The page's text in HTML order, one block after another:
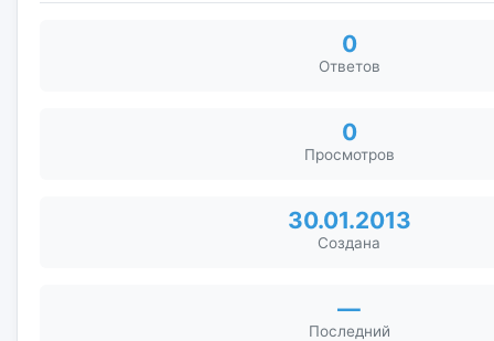
0
Ответов
0
Просмотров
30.01.2013
Создана
—
Последний